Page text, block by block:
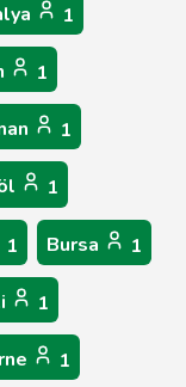
1
1
1
1
1 Bursa 1
1
1